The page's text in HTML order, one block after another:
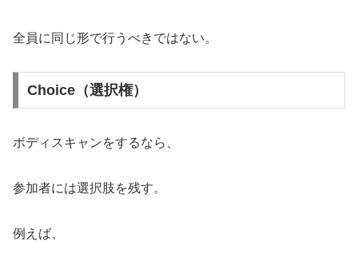
全員に同じ形で行うべきではない。
Choice（選択権）
ボディスキャンをするなら、
参加者には選択肢を残す。
例えば、